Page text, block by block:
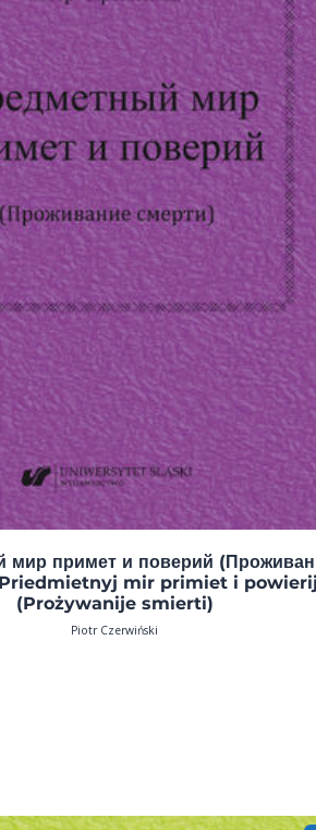
мир примет и поверий
Priedmietnyj mir primiet i
(Prożywanije smierti)
Piotr Czerwiński